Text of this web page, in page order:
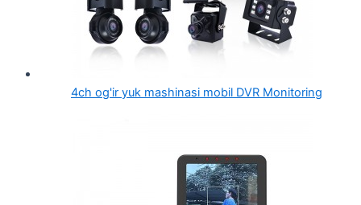
4ch og'ir yuk mashinasi mobil DVR Monitoring